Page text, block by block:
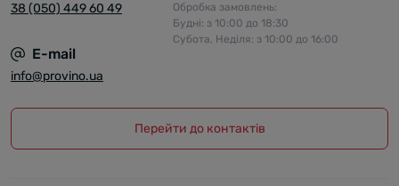
38 (050) 449 60 49
Обробка замовлень:
Будні: з 10:00 до 18:30
Субота, Неділя: з 10:00 до 16:00
E-mail
info@provino.ua
Перейти до контактів